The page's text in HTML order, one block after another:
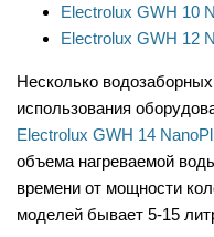
Electrolux GWH 10
Electrolux GWH 12
Несколько
использования
Electrolux GWH 14
объема нагреваемой
времени от мощности
моделей бывает 5-15